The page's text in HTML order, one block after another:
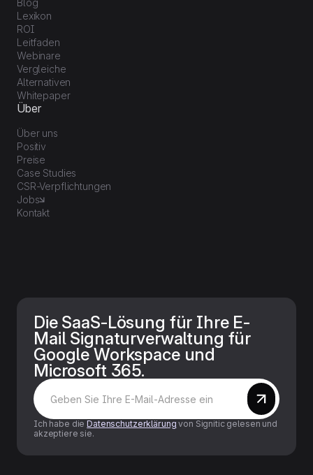
Blog
Lexikon
ROI
Leitfaden
Webinare
Vergleiche
Alternativen
Whitepaper
Über
Über uns
Positiv
Preise
Case Studies
CSR-Verpflichtungen
Jobs
Kontakt
Die SaaS-Lösung für Ihre E-
Mail Signaturverwaltung für
Google Workspace und
Microsoft 365.
Ich habe dieDatenschutzerklärung von Signitic gelesen und
akzeptiere sie.